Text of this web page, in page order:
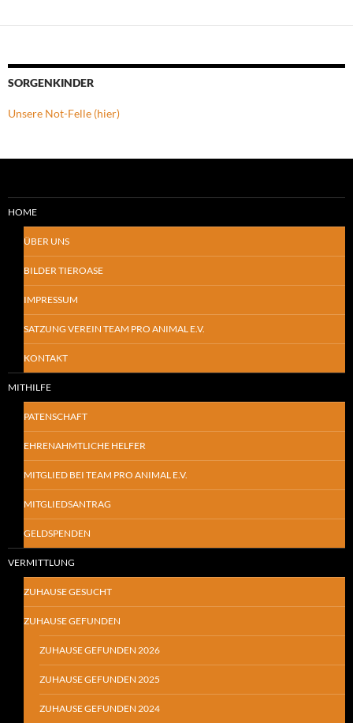
SORGENKINDER
Unsere Not-Felle (hier)
HOME
ÜBER UNS
BILDER TIEROASE
IMPRESSUM
SATZUNG VEREIN TEAM PRO ANIMAL E.V.
KONTAKT
MITHILFE
PATENSCHAFT
EHRENAHMTLICHE HELFER
MITGLIED BEI TEAM PRO ANIMAL E.V.
MITGLIEDSANTRAG
GELDSPENDEN
VERMITTLUNG
ZUHAUSE GESUCHT
ZUHAUSE GEFUNDEN
ZUHAUSE GEFUNDEN 2026
ZUHAUSE GEFUNDEN 2025
ZUHAUSE GEFUNDEN 2024